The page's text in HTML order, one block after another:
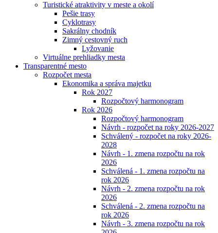
Turistické atraktivity v meste a okolí
Pešie trasy
Cyklotrasy
Sakrálny chodník
Zimný cestovný ruch
Lyžovanie
Virtuálne prehliadky mesta
Transparentné mesto
Rozpočet mesta
Ekonomika a správa majetku
Rok 2027
Rozpočtový harmonogram
Rok 2026
Rozpočtový harmonogram
Návrh - rozpočet na roky 2026-2027
Schválený - rozpočet na roky 2026-
2028
Návrh - 1. zmena rozpočtu na rok
2026
Schválená - 1. zmena rozpočtu na
rok 2026
Návrh - 2. zmena rozpočtu na rok
2026
Schválená - 2. zmena rozpočtu na
rok 2026
Návrh - 3. zmena rozpočtu na rok